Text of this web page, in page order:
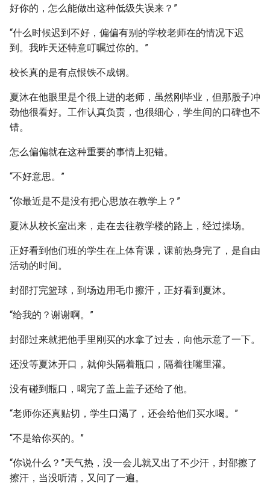
好你的，怎么能做出这种低级失误来？”
“什么时候迟到不好，偏偏有别的学校老师在的情况下迟
到。我昨天还特意叮嘱过你的。”
校长真的是有点恨铁不成钢。
夏沐在他眼里是个很上进的老师，虽然刚毕业，但那股子冲
劲他很看好。工作认真负责，也很细心，学生间的口碑也不
错。
怎么偏偏就在这种重要的事情上犯错。
“不好意思。”
“你最近是不是没有把心思放在教学上？”
夏沐从校长室出来，走在去往教学楼的路上，经过操场。
正好看到他们班的学生在上体育课，课前热身完了，是自由
活动的时间。
封邵打完篮球，到场边用毛巾擦汗，正好看到夏沐。
“给我的？谢谢啊。”
封邵过来就把他手里刚买的水拿了过去，向他示意了一下。
还没等夏沐开口，就仰头隔着瓶口，隔着往嘴里灌。
没有碰到瓶口，喝完了盖上盖子还给了他。
“老师你还真贴切，学生口渴了，还会给他们买水喝。”
“不是给你买的。”
“你说什么？”天气热，没一会儿就又出了不少汗，封邵擦了
擦汗，当没听清，又问了一遍。